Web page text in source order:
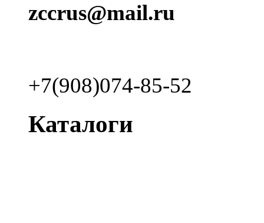
zccrus@mail.ru
+7(908)074-85-52
Каталоги